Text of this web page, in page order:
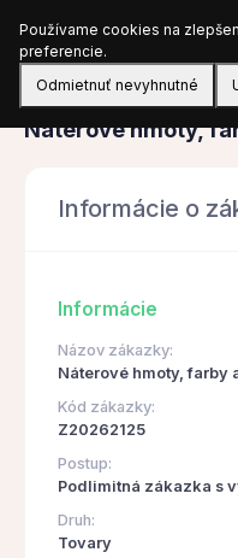
Obstarávanie
Náterové hmoty,
Informácie o
Informácie
Názov zákazky:
Náterové hmoty, farby
Kód zákazky:
Z20262125
Postup:
Podlimitná zákazka s
Druh:
Tovary
Používame cookies na
preferencie.
Odmietnuť nevyhnutné